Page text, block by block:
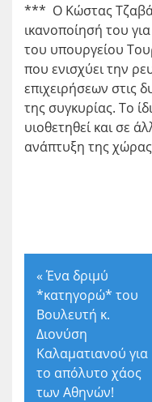
*** Ο Κώστας
ικανοποίησή του
του υπουργείου
που ενισχύει την
επιχειρήσεων στις
της συγκυρίας. Το
υιοθετηθεί και σε
ανάπτυξη της
«Ένα δριμύ
*κατηγορώ* του
Βουλευτή κ.
Διονύση
Καλαματιανού για
το απόλυτο χάος
των Αθηνών!